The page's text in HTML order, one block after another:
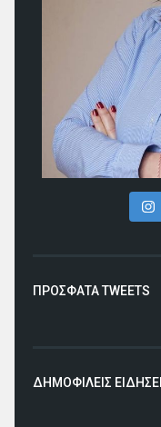
ΠΡΟΣΦΑΤΑ TWEETS
ΔΗΜΟΦΙΛΕΙΣ